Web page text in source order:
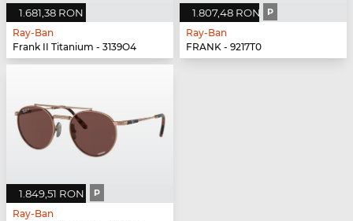
1.681,38 RON
Ray-Ban
Frank II Titanium - 3139O4
1.807,48 RON P
Ray-Ban
FRANK - 9217T0
1.849,51 RON P
Ray-Ban